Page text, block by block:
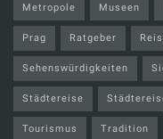
Metropole Museen
Prag Ratgeber
Sehenswürdigkeiten
Städtereise
Tourismus Tradition